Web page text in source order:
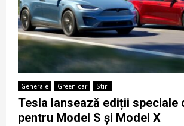
Generale Green car Stiri
Tesla lansează ediții speciale
pentru Model S și Model X